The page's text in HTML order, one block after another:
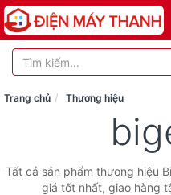
Trang chủ Thương hiệu
Tất cả sản phẩm thương hiệu
giá tốt nhất, giao hàng